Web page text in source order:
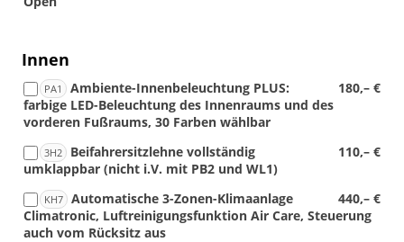
Innen
PA1 180,– €
Ambiente-Innenbeleuchtung PLUS:
farbige LED-Beleuchtung des Innenraums und des
vorderen Fußraums, 30 Farben wählbar
3H2 110,– €
Beifahrersitzlehne vollständig
umklappbar (nicht i.V. mit PB2 und WL1)
KH7 440,– €
Automatische 3-Zonen-Klimaanlage
Climatronic, Luftreinigungsfunktion Air Care, Steuerung
auch vom Rücksitz aus